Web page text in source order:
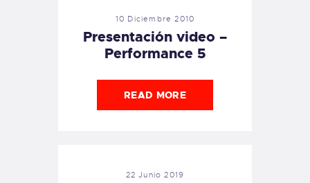
10 Diciembre 2010
Presentación video –
Performance 5
READ MORE
22 Junio 2019